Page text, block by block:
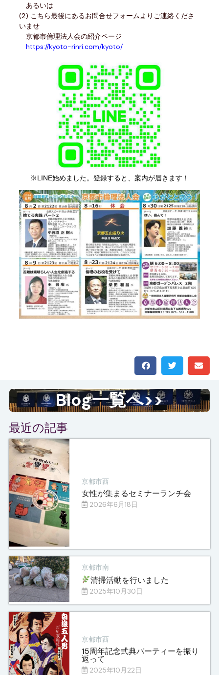
あるいは
(2) こちら最後にあるお問合せフォームよりご連絡くださ
いませ
京都市倫理法人会の紹介ページ
https://kyoto-rinri.com/kyoto/
※LINE始めました。登録すると、案内が届きます！
Blog一覧へ>>
最近の記事
京都市西
女性が集まるセミナーランチ会
2026年6月18日
京都市南
清掃活動を行いました
2025年10月30日
京都市西
15周年記念式典パーティーを振り
返って
2025年10月22日